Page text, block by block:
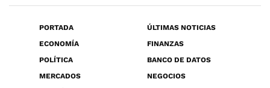
PORTADA
ÚLTIMAS NOTICIAS
ECONOMÍA
FINANZAS
POLÍTICA
BANCO DE DATOS
MERCADOS
NEGOCIOS